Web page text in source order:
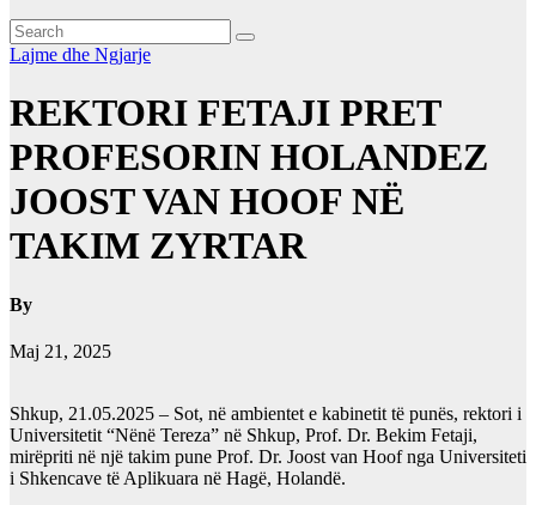
Lajme dhe Ngjarje
REKTORI FETAJI PRET
PROFESORIN HOLANDEZ
JOOST VAN HOOF NË
TAKIM ZYRTAR
By
Maj 21, 2025
Shkup, 21.05.2025 – Sot, në ambientet e kabinetit të punës, rektori i
Universitetit “Nënë Tereza” në Shkup, Prof. Dr. Bekim Fetaji,
mirëpriti në një takim pune Prof. Dr. Joost van Hoof nga Universiteti
i Shkencave të Aplikuara në Hagë, Holandë.